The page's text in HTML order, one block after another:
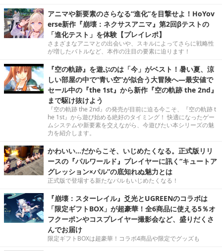
アニマや新要素のさらなる“進化”を目撃せよ！HoYov
erse新作『崩壊：ネクサスアニマ』第2回βテストの
「進化テスト」を体験【プレイレポ】
さまざまなアニマとの出会いや、スキルによってさらに戦略性
が増したバトルなど、本作の注目の要素に迫ります！
『空の軌跡』を遊ぶのは「今」がベスト！暑い夏、涼
しい部屋の中で“青い空”が似合う大冒険へ―最安値で
セール中の『the 1st』から新作『空の軌跡 the 2nd』
まで駆け抜けよう
『空の軌跡 the 2nd』の発売が目前に迫る今こそ、『空の軌跡 t
he 1st』から遊び始める絶好のタイミング！ 快適になったゲー
ムシステムや新要素を交えながら、今遊びたい本シリーズの魅
力を紹介します。
かわいい…だからこそ、いじめたくなる。正式版リリ
ースの『パルワールド』プレイヤーに訊く“キュートア
グレッション×パル”の底知れぬ魅力とは
正式版で登場する新たなパルもいじめたくなる！
『崩壊：スターレイル』爻光とUGREENのコラボは
「限定ギフトBOX」が超豪華！全6商品に使える5％オ
フクーポンやコスプレイヤー撮影会など、盛りだくさ
んでお届け
限定ギフトBOXは超豪華！コラボ4商品や限定でグッズも